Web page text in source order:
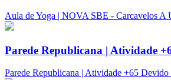
Aula de Yoga | NOVA SBE - Carcavelos A
Parede Republicana | Atividade
Parede Republicana | Atividade +65 Devido